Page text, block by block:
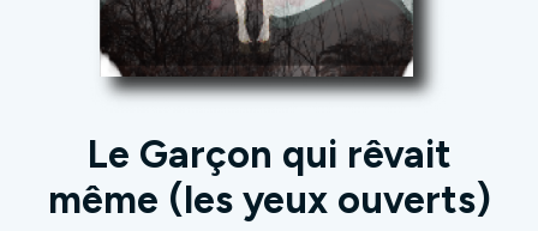
Le Garçon qui rêvait
même (les yeux ouverts)